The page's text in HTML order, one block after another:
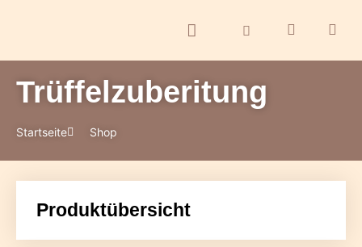
Trüffelzuberitung
Startseite Shop
Produktübersicht